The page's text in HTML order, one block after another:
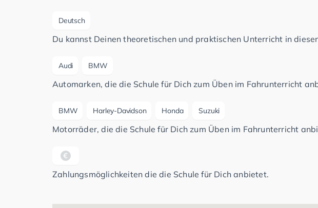
Deutsch
Du kannst Deinen theoretischen und praktischen Unterricht in
Audi BMW
Automarken, die die Schule für Dich zum Üben im Fahrunterricht
BMW Harley-Davidson Honda Suzuki
Motorräder, die die Schule für Dich zum Üben im Fahrunterricht
Zahlungsmöglichkeiten die die Schule für Dich anbietet.